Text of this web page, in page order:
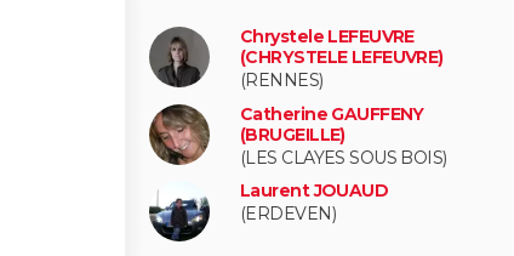
Chrystele LEFEUVRE
(CHRYSTELE LEFEUVRE)
(RENNES)
Catherine GAUFFENY
(BRUGEILLE)
(LES CLAYES SOUS BOIS)
Laurent JOUAUD
(ERDEVEN)